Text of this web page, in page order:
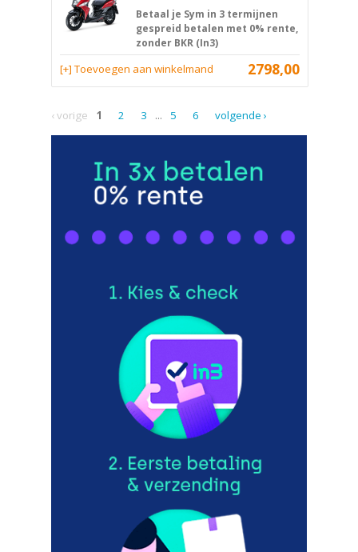
Betaal je Sym in 3 termijnen
gespreid betalen met 0% rente,
zonder BKR (In3)
2798,00
[+] Toevoegen aan winkelmand
‹ vorige 1 2 3 ... 5 6 volgende ›